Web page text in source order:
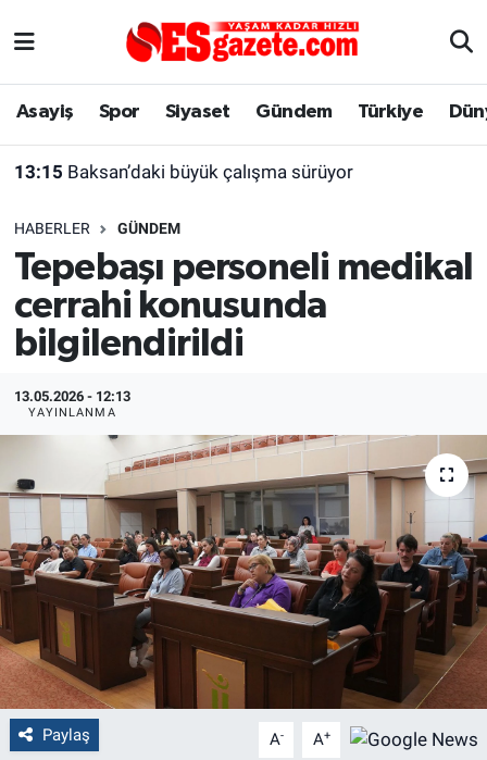
Asayiş Spor Siyaset Gündem Türkiye
13:15 Baksan’daki büyük çalışma sürüyor
HABERLER GÜNDEM
Tepebaşı personeli medikal
cerrahi konusunda
bilgilendirildi
13.05.2026 - 12:13
YAYINLANMA
Paylaş A- A+
Asayiş
Gündem
Türkiye
Dünya
Sağlık
Alış-Veriş/İş dünyası
Yaşam
Eskişehirspor Arşivi
Eskişehir Arşivi
Röportaj
Ekonomi
Kültür Sanat
Politika
Bilecik
Kütahya
Gezi
Genel
Eskişehir Nöbetçi Eczaneler
Süper Lig Puan Durumu ve Fikstür
Tüm Manşetler
Son Dakika Haberleri
Haber Arşivi